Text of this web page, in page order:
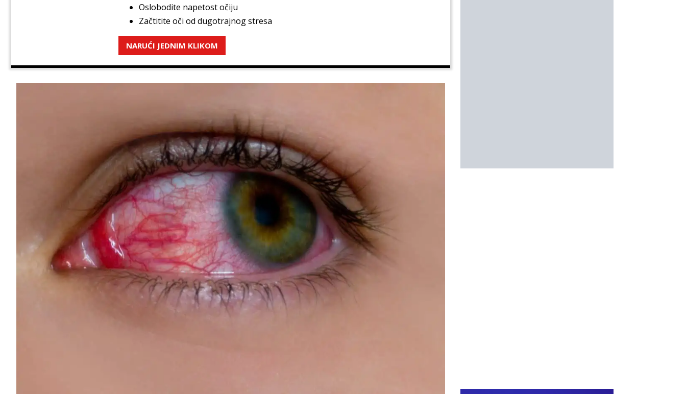
Oslobodite napetost očiju
Začtitite oči od dugotrajnog stresa
NARUĆI JEDNIM KLIKOM